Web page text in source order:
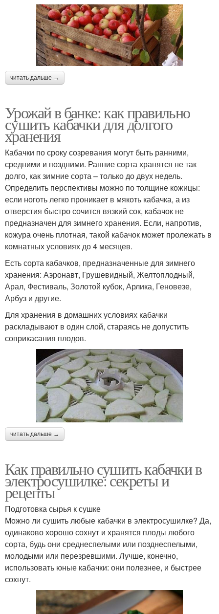
читать дальше →
Урожай в банке: как правильно
сушить кабачки для долгого
хранения
Кабачки по сроку созревания могут быть ранними,
средними и поздними. Ранние сорта хранятся не так
долго, как зимние сорта – только до двух недель.
Определить перспективы можно по толщине кожицы:
если ноготь легко проникает в мякоть кабачка, а из
отверстия быстро сочится вязкий сок, кабачок не
предназначен для зимнего хранения. Если, напротив,
кожура очень плотная, такой кабачок может пролежать в
комнатных условиях до 4 месяцев.
Есть сорта кабачков, предназначенные для зимнего
хранения: Аэронавт, Грушевидный, Желтоплодный,
Арал, Фестиваль, Золотой кубок, Арлика, Геновезе,
Арбуз и другие.
Для хранения в домашних условиях кабачки
раскладывают в один слой, стараясь не допустить
соприкасания плодов.
читать дальше →
Как правильно сушить кабачки в
электросушилке: секреты и
рецепты
Подготовка сырья к сушке
Можно ли сушить любые кабачки в электросушилке? Да,
одинаково хорошо сохнут и хранятся плоды любого
сорта, будь они среднеспелыми или позднеспелыми,
молодыми или перезревшими. Лучше, конечно,
использовать юные кабачки: они полезнее, и быстрее
сохнут.